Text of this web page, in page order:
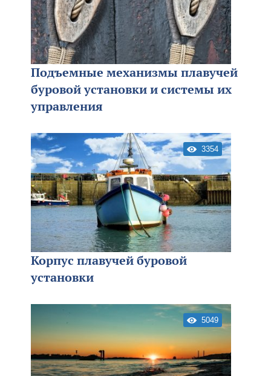
Подъемные механизмы плавучей
буровой установки и системы их
управления
3354
Корпус плавучей буровой
установки
5049